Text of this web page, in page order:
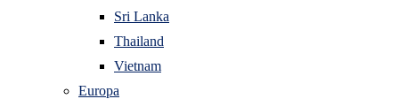
Sri Lanka
Thailand
Vietnam
Europa